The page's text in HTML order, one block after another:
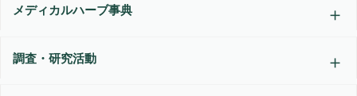
メディカルハーブ事典
調査・研究活動